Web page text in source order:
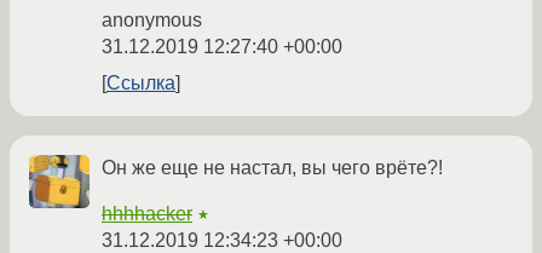
anonymous
31.12.2019 12:27:40 +00:00
Ссылка
Он же еще не настал, вы чего врёте?!
hhhhacker ★
31.12.2019 12:34:23 +00:00